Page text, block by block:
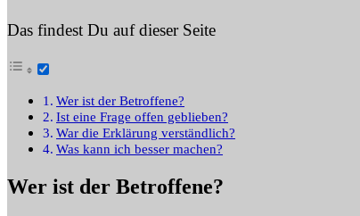
Das findest Du auf dieser Seite
Wer ist der Betroffene?
Ist eine Frage offen geblieben?
War die Erklärung verständlich?
Was kann ich besser machen?
Wer ist der Betroffene?